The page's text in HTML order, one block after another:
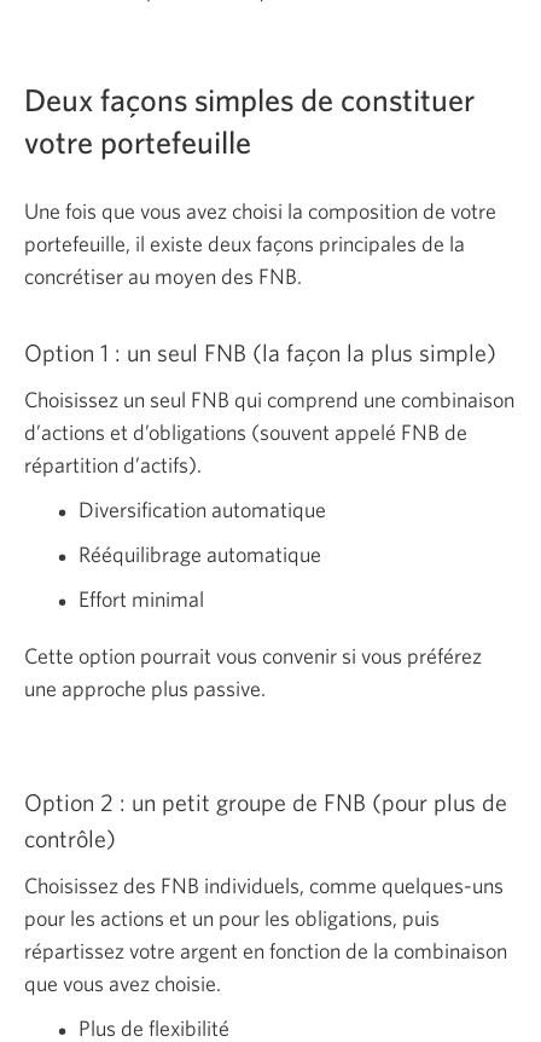
Deux façons simples de constituer
votre portefeuille
Une fois que vous avez choisi la composition de votre
portefeuille, il existe deux façons principales de la
concrétiser au moyen des FNB.
Option 1 : un seul FNB (la façon la plus simple)
Choisissez un seul FNB qui comprend une combinaison
d’actions et d’obligations (souvent appelé FNB de
répartition d’actifs).
Diversification automatique
Rééquilibrage automatique
Effort minimal
Cette option pourrait vous convenir si vous préférez
une approche plus passive.
Option 2 : un petit groupe de FNB (pour plus de
contrôle)
Choisissez des FNB individuels, comme quelques-uns
pour les actions et un pour les obligations, puis
répartissez votre argent en fonction de la combinaison
que vous avez choisie.
Plus de flexibilité